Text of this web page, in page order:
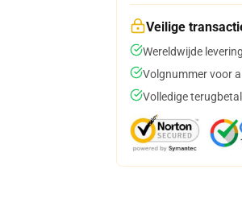
Veilige
Wereldwijde
Volgnummer voor
Volledige